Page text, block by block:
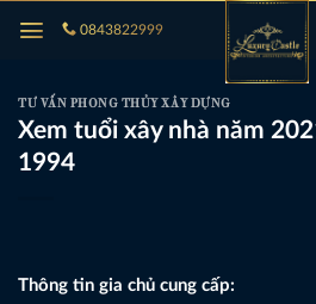
qua
dung
0843822999
TƯ VẤN PHONG THỦY XÂY DỰNG
Xem tuổi xây nhà năm
1994
Thông tin gia chủ cung cấp: